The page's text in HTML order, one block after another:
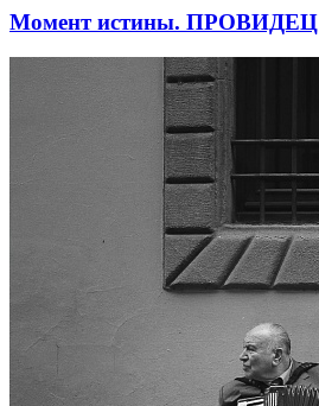
Момент истины. ПРОВИДЕЦ